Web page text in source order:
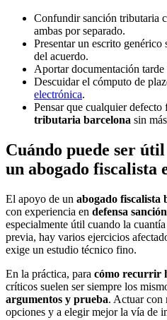
Confundir sanción tributaria
ambas por separado.
Presentar un escrito
del acuerdo.
Aportar documentación
Descuidar el cómputo de
electrónica.
Pensar que cualquier defecto
tributaria barcelona sin
Cuándo puede ser
un abogado fiscalista
El apoyo de un abogado fiscalista
con experiencia en defensa
especialmente útil cuando la
previa, hay varios ejercicios
exige un estudio técnico fino.
En la práctica, para cómo recurrir
críticos suelen ser siempre los
argumentos y prueba. Actuar con
opciones y a elegir mejor la vía de